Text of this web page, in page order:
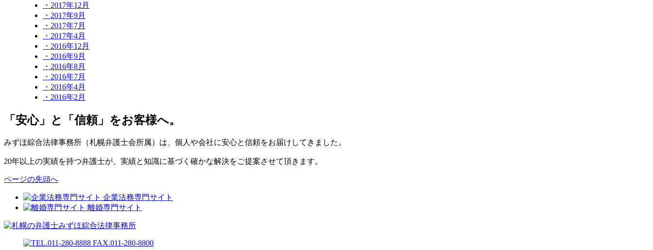
・2017年12月
・2017年9月
・2017年7月
・2017年4月
・2016年12月
・2016年9月
・2016年8月
・2016年7月
・2016年4月
・2016年2月
「安心」と「信頼」をお客様へ。
みずほ綜合法律事務所（札幌弁護士会所属）は、個人や会社に安心と信頼をお届けしてきました。
20年以上の実績を持つ弁護士が、実績と知識に基づく確かな解決をご提案させて頂きます。
ページの先頭へ
企業法務専門サイト
離婚専門サイト